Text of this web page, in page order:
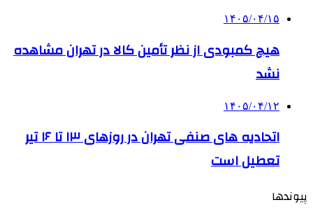
۱۴۰۵/۰۴/۱۵
هیچ کمبودی از نظر تأمین کالا در تهران مشاهده
نشد
۱۴۰۵/۰۴/۱۲
اتحادیه های صنفی تهران در روزهای ۱۳ تا ۱۶ تیر
تعطیل است
پیوندها